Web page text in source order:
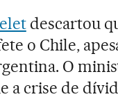
descartou
o Chile,
O
a crise de